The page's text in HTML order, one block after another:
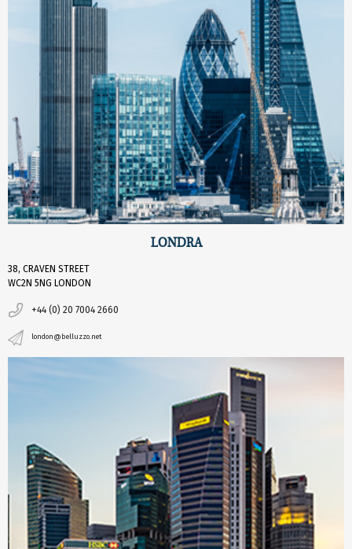
LONDRA
38, CRAVEN STREET
WC2N 5NG LONDON
+44 (0) 20 7004 2660
london@belluzzo.net